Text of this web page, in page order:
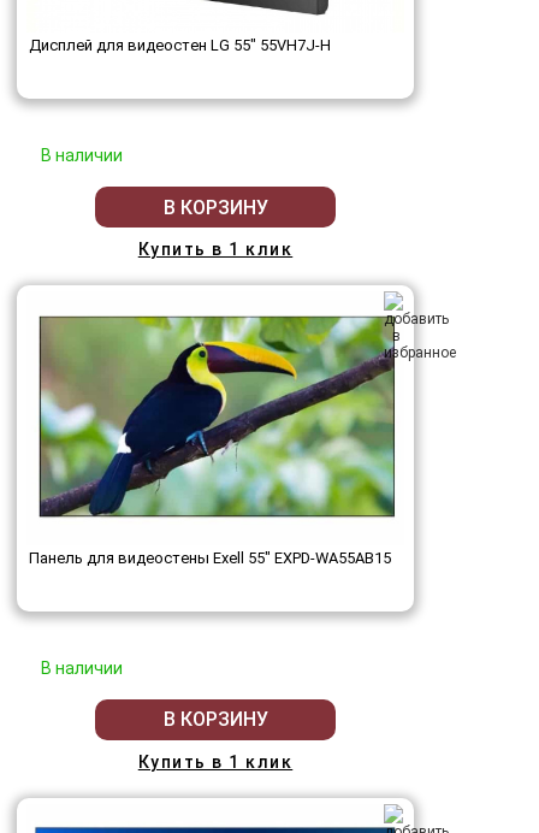
Дисплей для видеостен LG 55" 55VH7J-H
В наличии
В КОРЗИНУ
Купить в 1 клик
Панель для видеостены Exell 55" EXPD-WA55AB15
В наличии
В КОРЗИНУ
Купить в 1 клик